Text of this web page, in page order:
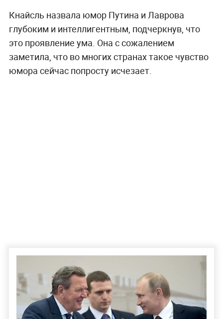
Кнайсль назвала юмор Путина и Лаврова
глубоким и интеллигентным, подчеркнув, что
это проявление ума. Она с сожалением
заметила, что во многих странах такое чувство
юмора сейчас попросту исчезает.